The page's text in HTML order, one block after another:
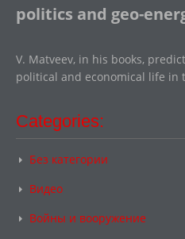
politics and geo-
V. Matveev, in his books,
political and economical life in
Categories:
Без категории
Видео
Войны и вооружение